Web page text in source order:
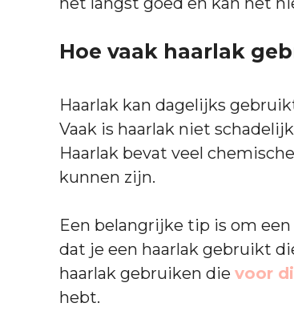
Hoe vaak haarlak
Haarlak kan dagelijks
Vaak is haarlak niet
Haarlak bevat veel
kunnen zijn.
Een belangrijke tip is om
dat je een haarlak gebruikt
haarlak gebruiken die voor
hebt.